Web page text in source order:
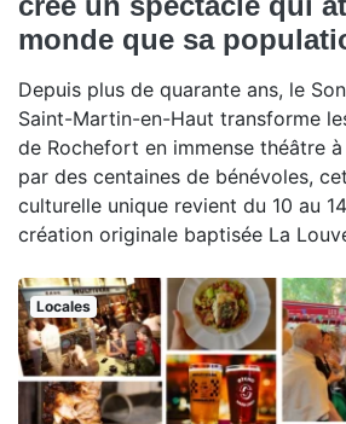
monde que sa
Depuis plus de quarante ans, le
Saint-Martin-en-Haut transforme
de Rochefort en immense théâtre
par des centaines de bénévoles,
culturelle unique revient du 10 au
création originale baptisée La
Locales